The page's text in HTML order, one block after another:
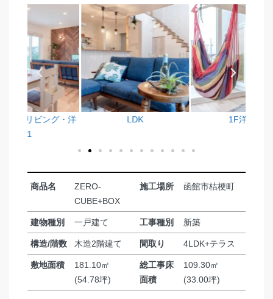
LDK
商品名
ZERO-
CUBE+BOX
施工場所 函館市桔梗町
建物種別 一戸建て 工事種別 新築
構造/階数 木造2階建て 間取り 4LDK+テラス
敷地面積
181.10㎡
(54.78坪)
総工事床
面積
109.30㎡
(33.00坪)